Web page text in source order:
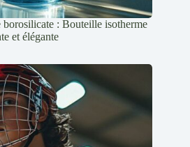
: Bouteille isotherme
et élégante